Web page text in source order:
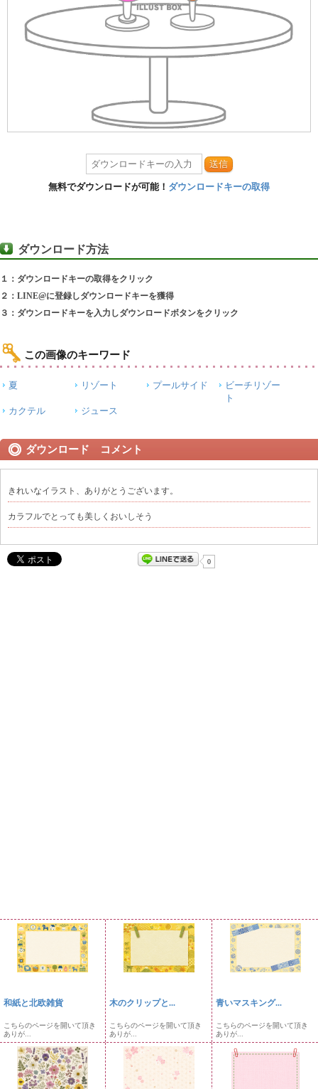
送信
無料でダウンロードが可能！ ダウンロードキーの取得
ダウンロード方法
１：ダウンロードキーの取得をクリック
２：LINE@に登録しダウンロードキーを獲得
３：ダウンロードキーを入力しダウンロードボタンをクリック
この画像のキーワード
夏 リゾート プールサイド
ビーチリゾー
ト
カクテル
ジュース
ダウンロード コメント
きれいなイラスト、ありがとうございます。
カラフルでとっても美しくおいしそう
0
和紙と北欧雑貨
こちらのページを開いて頂き
ありが...
木のクリップと...
こちらのページを開いて頂き
ありが...
青いマスキング...
こちらのページを開いて頂き
ありが...